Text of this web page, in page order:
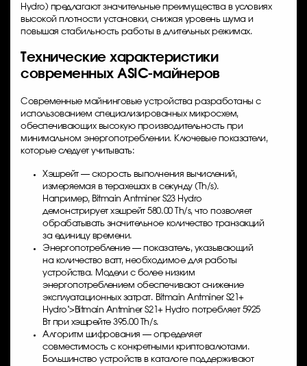
Hydro) предлагают значительные преимущества в условиях
высокой плотности установки, снижая уровень шума и
повышая стабильность работы в длительных режимах.
Технические характеристики
современных ASIC-майнеров
Современные майнинговые устройства разработаны с
использованием специализированных микросхем,
обеспечивающих высокую производительность при
минимальном энергопотреблении. Ключевые показатели,
которые следует учитывать:
Хэшрейт — скорость выполнения вычислений,
измеряемая в терахешах в секунду (Th/s).
Например, Bitmain Antminer S23 Hydro
демонстрирует хэшрейт 580.00 Th/s, что позволяет
обрабатывать значительное количество транзакций
за единицу времени.
Энергопотребление — показатель, указывающий
на количество ватт, необходимое для работы
устройства. Модели с более низким
энергопотреблением обеспечивают снижение
эксплуатационных затрат. Bitmain Antminer S21+
Hydro">Bitmain Antminer S21+Hydro потребляет 5925
Вт при хэшрейте 395.00 Th/s.
Алгоритм шифрования — определяет
совместимость с конкретными криптовалютами.
Большинство устройств в каталоге поддерживают